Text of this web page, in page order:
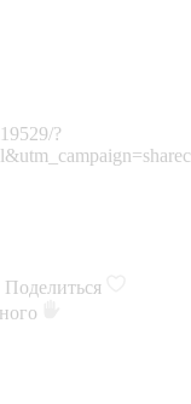
?
Поделиться